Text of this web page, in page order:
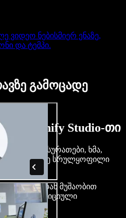
ვიდეო ნებისმიერ ენაზე,
და ტემპი.
გამოცადე
Speechify Studio-თი
უფასო სურათები, ხმა,
ხმა — ააწყე სრულყოფილი
ბრაუზერიდან მუშაობით
ტრადიციული